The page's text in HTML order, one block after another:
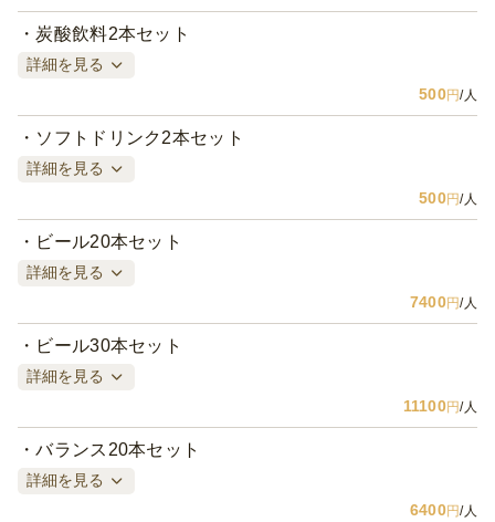
炭酸飲料2本セット
詳細を見る
500円/人
ソフトドリンク2本セット
詳細を見る
500円/人
ビール20本セット
詳細を見る
7400円/人
ビール30本セット
詳細を見る
11100円/人
バランス20本セット
詳細を見る
6400円/人